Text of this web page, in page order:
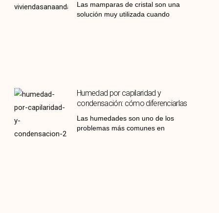
Las mamparas de cristal son una
solución muy utilizada cuando
Humedad por capilaridad y
condensación: cómo diferenciarlas
Las humedades son uno de los
problemas más comunes en